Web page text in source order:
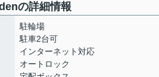
の詳細情報
駐輪場
駐車2台可
インターネット対応
オートロック